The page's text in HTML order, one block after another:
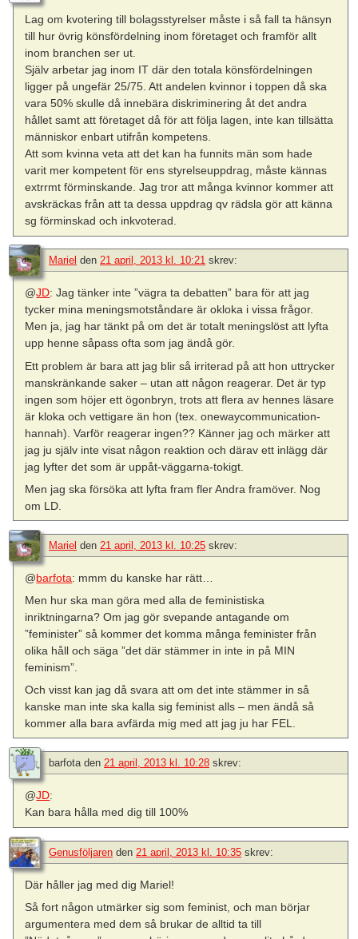
Lag om kvotering till bolagsstyrelser måste i så fall ta hänsyn
till hur övrig könsfördelning inom företaget och framför allt
inom branchen ser ut.
Själv arbetar jag inom IT där den totala könsfördelningen
ligger på ungefär 25/75. Att andelen kvinnor i toppen då ska
vara 50% skulle då innebära diskriminering åt det andra
hållet samt att företaget då för att följa lagen, inte kan tillsätta
människor enbart utifrån kompetens.
Att som kvinna veta att det kan ha funnits män som hade
varit mer kompetent för ens styrelseuppdrag, måste kännas
extrrmt förminskande. Jag tror att många kvinnor kommer att
avskräckas från att ta dessa uppdrag qv rädsla gör att känna
sg förminskad och inkvoterad.
Mariel den 21 april, 2013 kl. 10:21 skrev:
@JD: Jag tänker inte ”vägra ta debatten” bara för att jag
tycker mina meningsmotståndare är okloka i vissa frågor.
Men ja, jag har tänkt på om det är totalt meningslöst att lyfta
upp henne såpass ofta som jag ändå gör.
Ett problem är bara att jag blir så irriterad på att hon uttrycker
manskränkande saker – utan att någon reagerar. Det är typ
ingen som höjer ett ögonbryn, trots att flera av hennes läsare
är kloka och vettigare än hon (tex. onewaycommunication-
hannah). Varför reagerar ingen?? Känner jag och märker att
jag ju själv inte visat någon reaktion och därav ett inlägg där
jag lyfter det som är uppåt-väggarna-tokigt.
Men jag ska försöka att lyfta fram fler Andra framöver. Nog
om LD.
Mariel den 21 april, 2013 kl. 10:25 skrev:
@barfota: mmm du kanske har rätt…
Men hur ska man göra med alla de feministiska
inriktningarna? Om jag gör svepande antagande om
”feminister” så kommer det komma många feminister från
olika håll och säga ”det där stämmer in inte in på MIN
feminism”.
Och visst kan jag då svara att om det inte stämmer in så
kanske man inte ska kalla sig feminist alls – men ändå så
kommer alla bara avfärda mig med att jag ju har FEL.
barfotaden 21 april, 2013 kl. 10:28 skrev:
@JD:
Kan bara hålla med dig till 100%
Genusföljaren den 21 april, 2013 kl. 10:35 skrev:
Där håller jag med dig Mariel!
Så fort någon utmärker sig som feminist, och man börjar
argumentera med dem så brukar de alltid ta till